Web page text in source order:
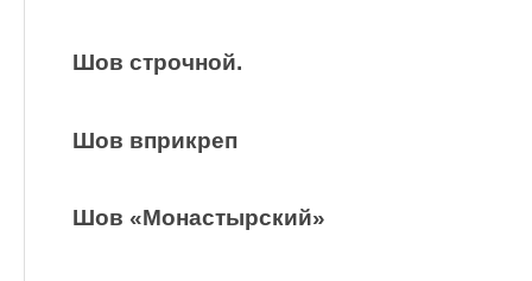
Шов строчной.
Шов вприкреп
Шов «Монастырский»